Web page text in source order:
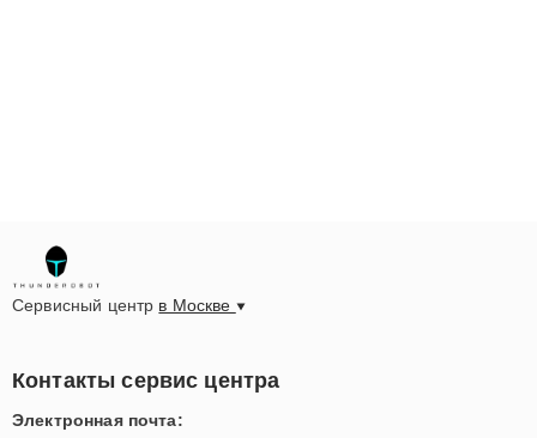
Сервисный центр в Москве
Контакты сервис центра
Электронная почта: